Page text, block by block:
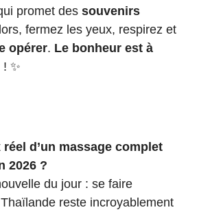
promet des souvenirs
fermez les yeux, respirez et
opérer. Le bonheur est à
! ✨
d’un massage complet
2026 ?
du jour : se faire
reste incroyablement